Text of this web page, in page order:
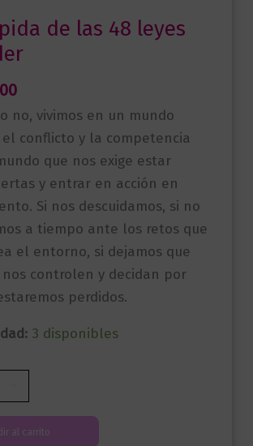
de las 48 leyes
no, vivimos en un mundo
conflicto y la competencia
que nos exige estar
y entrar en acción en
Si nos descuidamos, si no
a tiempo ante los retos que
el entorno, si dejamos que
nos controlen y decidan por
perdidos.
3 disponibles
al carrito